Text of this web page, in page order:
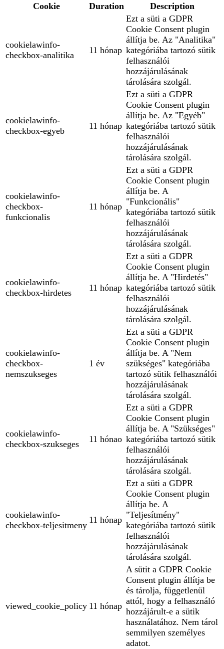
Cookie
Duration Description
cookielawinfo-
checkbox-analitika
11 hónap
Ezt a süti a GDPR
Cookie Consent plugin
állítja be. Az "Analitika"
kategóriába tartozó sütik
felhasználói
hozzájárulásának
tárolására szolgál.
cookielawinfo-
checkbox-egyeb
11 hónap
Ezt a süti a GDPR
Cookie Consent plugin
állítja be. Az "Egyéb"
kategóriába tartozó sütik
felhasználói
hozzájárulásának
tárolására szolgál.
cookielawinfo-
checkbox-
funkcionalis
11 hónap
Ezt a süti a GDPR
Cookie Consent plugin
állítja be. A
"Funkcionális"
kategóriába tartozó sütik
felhasználói
hozzájárulásának
tárolására szolgál.
cookielawinfo-
checkbox-hirdetes
11 hónap
Ezt a süti a GDPR
Cookie Consent plugin
állítja be. A "Hirdetés"
kategóriába tartozó sütik
felhasználói
hozzájárulásának
tárolására szolgál.
cookielawinfo-
checkbox-
nemszukseges
1 év
Ezt a süti a GDPR
Cookie Consent plugin
állítja be. A "Nem
szükséges" kategóriába
tartozó sütik felhasználói
hozzájárulásának
tárolására szolgál.
cookielawinfo-
checkbox-szukseges
11 hónao
Ezt a süti a GDPR
Cookie Consent plugin
állítja be. A "Szükséges"
kategóriába tartozó sütik
felhasználói
hozzájárulásának
tárolására szolgál.
cookielawinfo-
checkbox-teljesitmeny
11 hónap
Ezt a süti a GDPR
Cookie Consent plugin
állítja be. A
"Teljesítmény"
kategóriába tartozó sütik
felhasználói
hozzájárulásának
tárolására szolgál.
viewed_cookie_policy 11 hónap
A sütit a GDPR Cookie
Consent plugin állítja be
és tárolja, függetlenül
attól, hogy a felhasználó
hozzájárult-e a sütik
használatához. Nem tárol
semmilyen személyes
adatot.